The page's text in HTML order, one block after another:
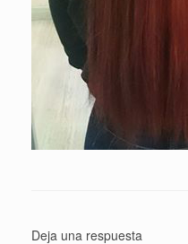
Deja una respuesta